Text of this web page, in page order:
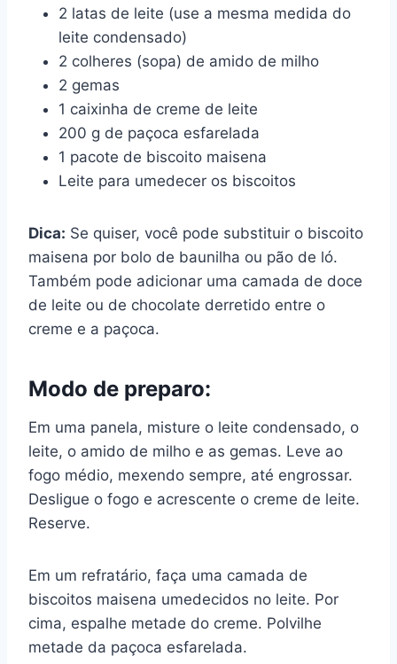
2 latas de leite (use a mesma medida do
leite condensado)
2 colheres (sopa) de amido de milho
2 gemas
1 caixinha de creme de leite
200 g de paçoca esfarelada
1 pacote de biscoito maisena
Leite para umedecer os biscoitos
Dica: Se quiser, você pode substituir o biscoito
maisena por bolo de baunilha ou pão de ló.
Também pode adicionar uma camada de doce
de leite ou de chocolate derretido entre o
creme e a paçoca.
Modo de preparo:
Em uma panela, misture o leite condensado, o
leite, o amido de milho e as gemas. Leve ao
fogo médio, mexendo sempre, até engrossar.
Desligue o fogo e acrescente o creme de leite.
Reserve.
Em um refratário, faça uma camada de
biscoitos maisena umedecidos no leite. Por
cima, espalhe metade do creme. Polvilhe
metade da paçoca esfarelada.